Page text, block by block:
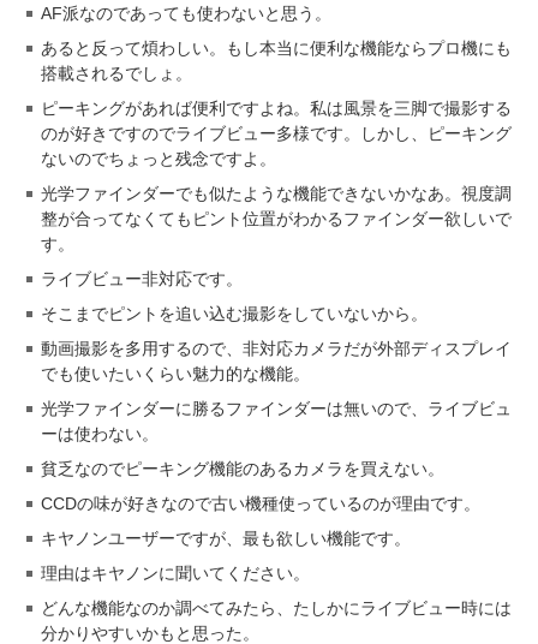
AF派なのであっても使わないと思う。
あると反って煩わしい。もし本当に便利な機能ならプロ機にも
搭載されるでしょ。
ピーキングがあれば便利ですよね。私は風景を三脚で撮影する
のが好きですのでライブビュー多様です。しかし、ピーキング
ないのでちょっと残念ですよ。
光学ファインダーでも似たような機能できないかなあ。視度調
整が合ってなくてもピント位置がわかるファインダー欲しいで
す。
ライブビュー非対応です。
そこまでピントを追い込む撮影をしていないから。
動画撮影を多用するので、非対応カメラだが外部ディスプレイ
でも使いたいくらい魅力的な機能。
光学ファインダーに勝るファインダーは無いので、ライブビュ
ーは使わない。
貧乏なのでピーキング機能のあるカメラを買えない。
CCDの味が好きなので古い機種使っているのが理由です。
キヤノンユーザーですが、最も欲しい機能です。
理由はキヤノンに聞いてください。
どんな機能なのか調べてみたら、たしかにライブビュー時には
分かりやすいかもと思った。